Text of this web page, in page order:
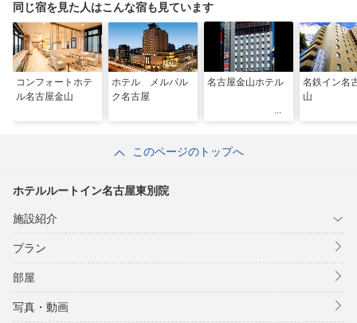
同じ宿を見た人はこんな宿も見ています
コンフォートホテ
ル名古屋金山
ホテル メルパル
ク名古屋
名古屋金山ホテル
名鉄イン名
山
このページのトップへ
ホテルルートイン名古屋東別院
施設紹介
プラン
部屋
写真・動画